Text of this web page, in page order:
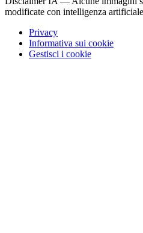
modificate con intelligenza
Privacy
Informativa sui cookie
Gestisci i cookie